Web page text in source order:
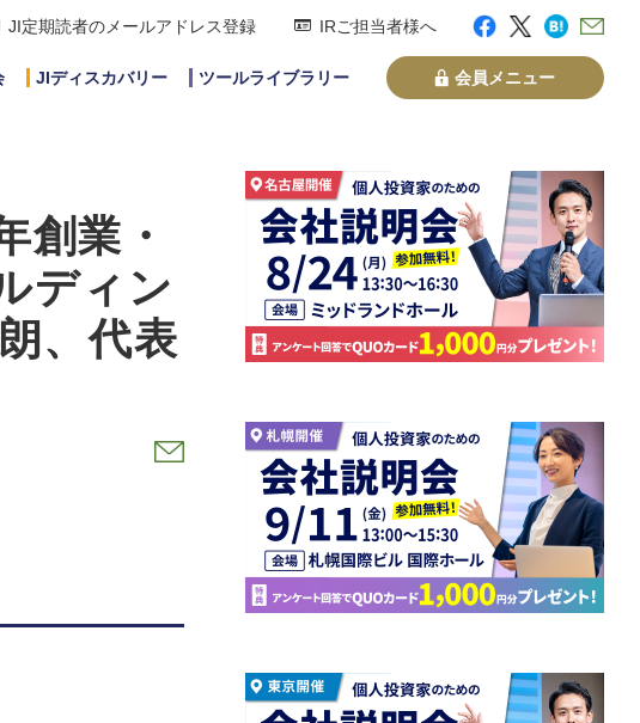
JI定期読者のメールアドレス登録 IRご担当者様へ
JIディスカバリー ツールライブラリー 会員メニュー
創業・
ディン
、代表